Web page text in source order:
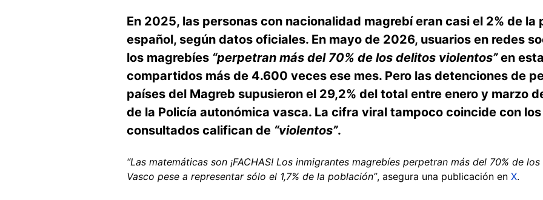
En 2025, las personas con nacionalidad magrebí eran casi el 2% de la
español, según datos oficiales. En mayo de 2026, usuarios en redes
los magrebíes “perpetran más del 70% de los delitos violentos”en
compartidos más de 4.600 veces ese mes. Pero las detenciones de
países del Magreb supusieron el 29,2% del total entre enero y marzo
de la Policía autonómica vasca. La cifra viral tampoco coincide con
consultados califican de “violentos”.
“Las matemáticas son ¡FACHAS! Los inmigrantes magrebíes perpetran más del 70% de
Vasco pese a representar sólo el 1,7% de la población”, asegura una publicación en X.